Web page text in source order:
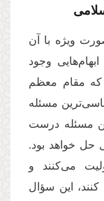
ویژه با آن
وجود
که مقام معظم
مسئله
مسئله درست
حل خواهد بود.
می‌کنند و
این سؤال